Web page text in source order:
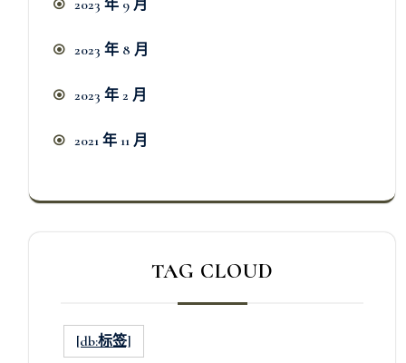
2023 年 9 月
2023 年 8 月
2023 年 2 月
2021 年 11 月
TAG CLOUD
[db:标签]